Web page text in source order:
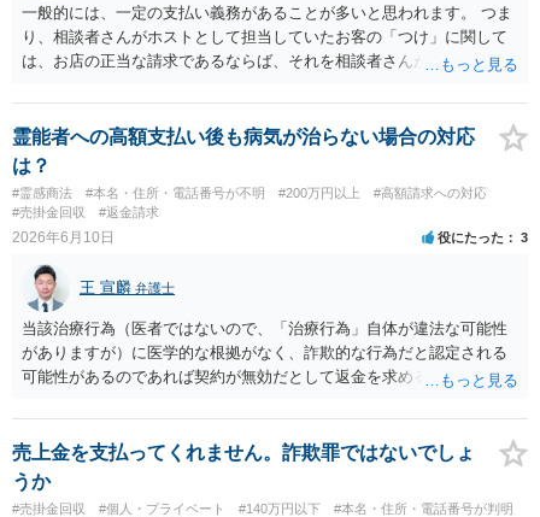
一般的には、一定の支払い義務があることが多いと思われます。 つま
り、相談者さんがホストとして担当していたお客の「つけ」に関して
は、お店の正当な請求であるならば、それを相談者さんが（回収し
いわゆる、債務引受け契約が成立していますので、支払い義務はある
ことになります。 義務があるとはいえ、脅迫などの方法で取り立てる
ことは許されませんので、それについては、証拠を保存し警察にご相
談ください。 また、債務が高額になっているのであれば、破産等を検
討することも視野に入れてください。
霊能者への高額支払い後も病気が治らない場合の対応
は？
#霊感商法 #本名・住所・電話番号が不明 #200万円以上
#高額請求への対応
#売掛金回収
#返金請求
2026年6月10日 役にたった 3
王 宣麟 弁護士
当該治療行為（医者ではないので、「治療行為」自体が違法な可能性
がありますが）に医学的な根拠がなく、詐欺的な行為だと認定される
可能性があるのであれば契約が無効だとして返金を求める可能性があ
いては、加害者に資金がないことを理由に、回収が出来ずに案件が終
了することもありますので、お手元にある相手方を特定するための証
拠や契約書類、説明資料等を含めて弁護士に相談されるのをお勧めし
ます。
売上金を支払ってくれません。詐欺罪ではないでしょ
うか
#売掛金回収 #個人・プライベート #140万円以下
#本名・住所・電話番号が判明